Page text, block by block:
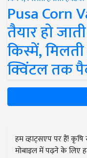
Pusa Corn
तैयार हो
किस्में,
क्विंटल तक
हम व्हाट्सएप पर हैं!
मोबाइल में पढ़ने के लिए